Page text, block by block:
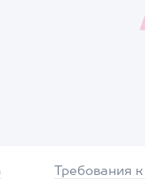
Требования